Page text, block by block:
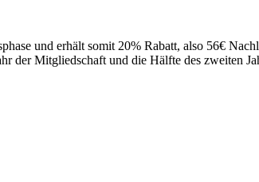
und erhält somit 20% Rabatt, also 56€
der Mitgliedschaft und die Hälfte des zweiten